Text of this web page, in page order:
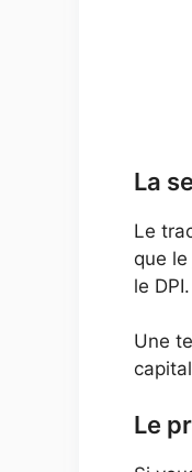
La
Le
que
le
Une
Le